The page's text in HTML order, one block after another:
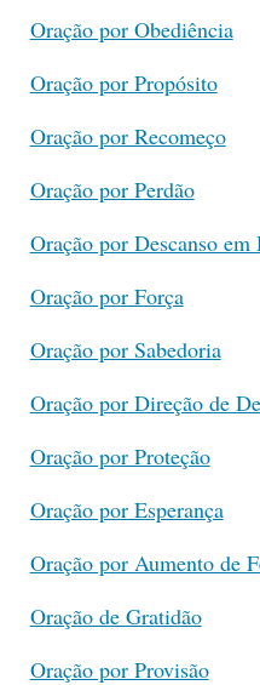
Oração por Obediência
Oração por Propósito
Oração por Recomeço
Oração por Perdão
Oração por Descanso em
Oração por Força
Oração por Sabedoria
Oração por Direção de
Oração por Proteção
Oração por Esperança
Oração por Aumento de
Oração de Gratidão
Oração por Provisão